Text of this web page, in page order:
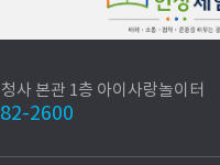
사 본관 1층 아이사랑놀이터
2600